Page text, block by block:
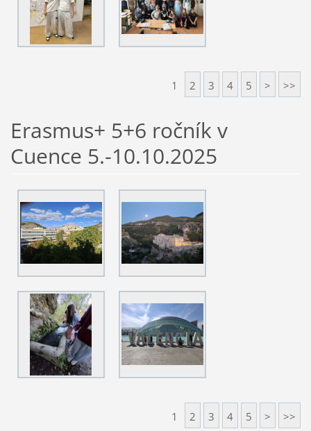
1 2 3 4 5 > >>
Erasmus+ 5+6 ročník v
Cuence 5.-10.10.2025
1 2 3 4 5 > >>